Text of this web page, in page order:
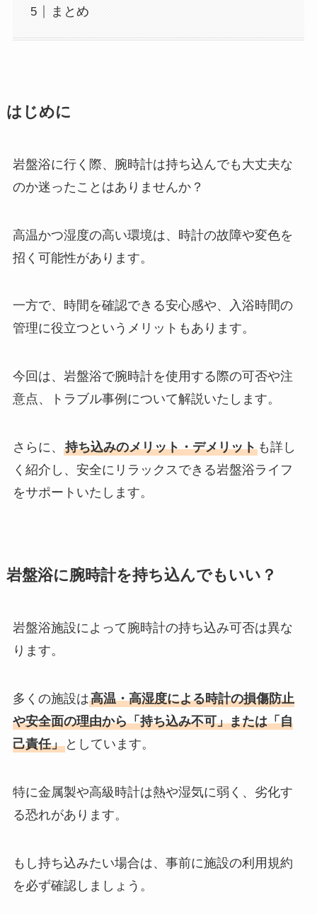
まとめ
はじめに
岩盤浴に行く際、腕時計は持ち込んでも大丈夫な
のか迷ったことはありませんか？
高温かつ湿度の高い環境は、時計の故障や変色を
招く可能性があります。
一方で、時間を確認できる安心感や、入浴時間の
管理に役立つというメリットもあります。
今回は、岩盤浴で腕時計を使用する際の可否や注
意点、トラブル事例について解説いたします。
さらに、 持ち込みのメリット・デメリットも詳し
く紹介し、安全にリラックスできる岩盤浴ライフ
をサポートいたします。
岩盤浴に腕時計を持ち込んでもいい？
岩盤浴施設によって腕時計の持ち込み可否は異な
ります。
多くの施設は高温・高湿度による時計の損傷防止
や安全面の理由から「持ち込み不可」または「自
己責任」としています。
特に金属製や高級時計は熱や湿気に弱く、劣化す
る恐れがあります。
もし持ち込みたい場合は、事前に施設の利用規約
を必ず確認しましょう。